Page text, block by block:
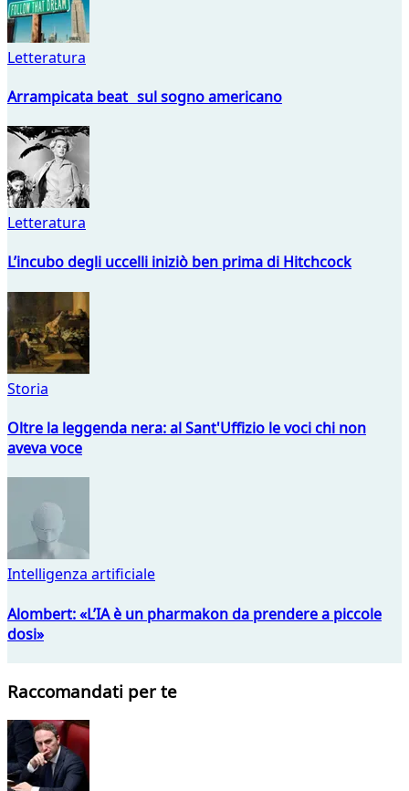
Letteratura
Arrampicata beat sul sogno americano
Letteratura
L’incubo degli uccelli iniziò ben prima di Hitchcock
Storia
Oltre la leggenda nera: al Sant'Uffizio le voci chi non
aveva voce
Intelligenza artificiale
Alombert: «L’IA è un pharmakon da prendere a piccole
dosi»
Raccomandati per te